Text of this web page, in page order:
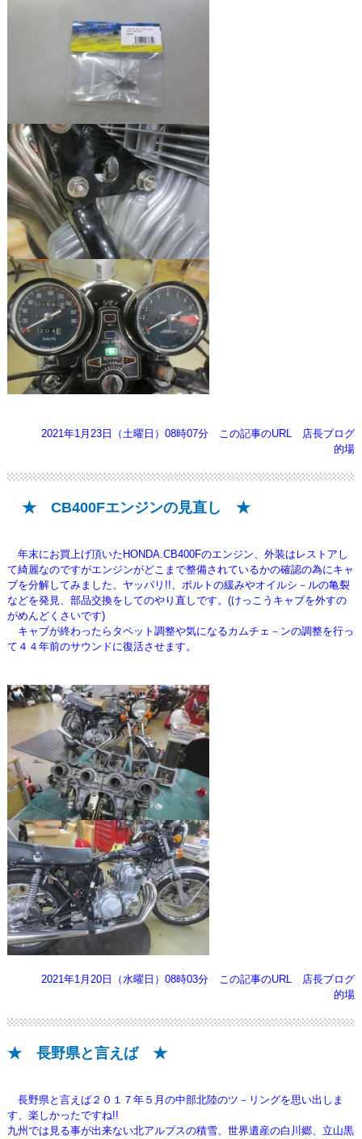
2021年1月23日（土曜日）08時07分 この記事のURL
店長ブログ
的場
★ CB400Fエンジンの見直し ★
年末にお買上げ頂いたHONDA.CB400Fのエンジン、外装はレストアし
て綺麗なのですがエンジンがどこまで整備されているかの確認の為にキャ
ブを分解してみました、ヤッパリ!!、ボルトの緩みやオイルシ－ルの亀裂
などを発見、部品交換をしてのやり直しです。(けっこうキャブを外すの
がめんどくさいです)
キャブが終わったらタペット調整や気になるカムチェ－ンの調整を行っ
て４４年前のサウンドに復活させます。
2021年1月20日（水曜日）08時03分 この記事のURL
店長ブログ
的場
★ 長野県と言えば ★
長野県と言えば２０１７年５月の中部北陸のツ－リングを思い出しま
す、楽しかったですね!!
九州では見る事が出来ない北アルプスの積雪、世界遺産の白川郷、立山黒